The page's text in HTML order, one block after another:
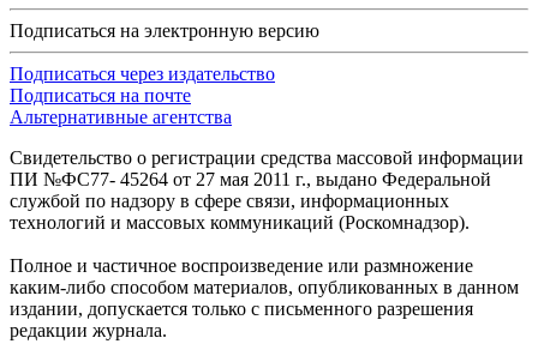
Подписаться на электронную версию
Подписаться через издательство
Подписаться на почте
Альтернативные агентства
Свидетельство о регистрации средства массовой информации
ПИ №ФС77- 45264 от 27 мая 2011 г., выдано Федеральной
службой по надзору в сфере связи, информационных
технологий и массовых коммуникаций (Роскомнадзор).
Полное и частичное воспроизведение или размножение
каким-либо способом материалов, опубликованных в данном
издании, допускается только с письменного разрешения
редакции журнала.